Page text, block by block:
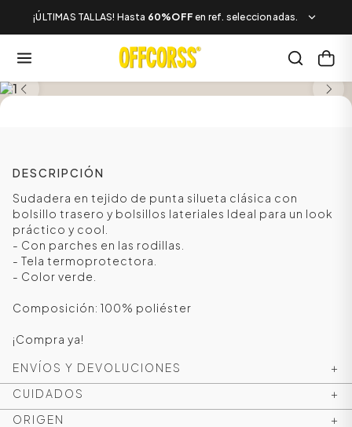
¡ÚLTIMAS TALLAS! Hasta 60%OFF en ref. seleccionadas.
DESCRIPCIÓN
Sudadera en tejido de punta silueta clásica con
bolsillo trasero y bolsillos lateriales Ideal para un look
práctico y cool.
- Con parches en las rodillas.
- Tela termoprotectora.
- Color verde.
Composición: 100% poliéster
¡Compra ya!
ENVÍOS Y DEVOLUCIONES
+
CUIDADOS
+
ORIGEN
+